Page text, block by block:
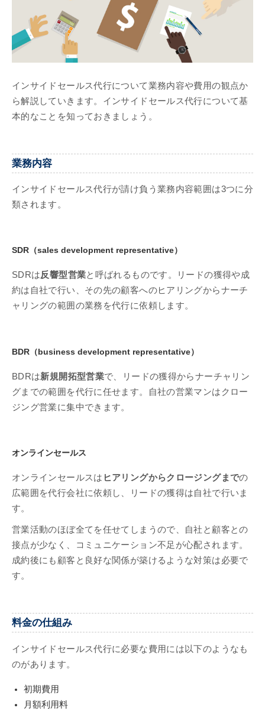
インサイドセールス代行について業務内容や費用の観点か
ら解説していきます。インサイドセールス代行について基
本的なことを知っておきましょう。
業務内容
インサイドセールス代行が請け負う業務内容範囲は3つに分
類されます。
SDR（sales development representative）
SDRは反響型営業と呼ばれるものです。リードの獲得や成
約は自社で行い、その先の顧客へのヒアリングからナーチ
ャリングの範囲の業務を代行に依頼します。
BDR（business development representative）
BDRは新規開拓型営業で、リードの獲得からナーチャリン
グまでの範囲を代行に任せます。自社の営業マンはクロー
ジング営業に集中できます。
オンラインセールス
オンラインセールスは ヒアリングからクロージングまでの
広範囲を代行会社に依頼し、リードの獲得は自社で行いま
す。
営業活動のほぼ全てを任せてしまうので、自社と顧客との
接点が少なく、コミュニケーション不足が心配されます。
成約後にも顧客と良好な関係が築けるような対策は必要で
す。
料金の仕組み
インサイドセールス代行に必要な費用には以下のようなも
のがあります。
初期費用
月額利用料